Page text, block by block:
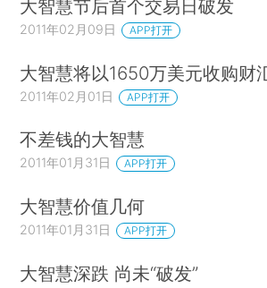
大智慧节后首个交易日破发
2011年02月09日 APP打开
大智慧将以1650万美元收购财
2011年02月01日 APP打开
不差钱的大智慧
2011年01月31日 APP打开
大智慧价值几何
2011年01月31日 APP打开
大智慧深跌 尚未“破发”